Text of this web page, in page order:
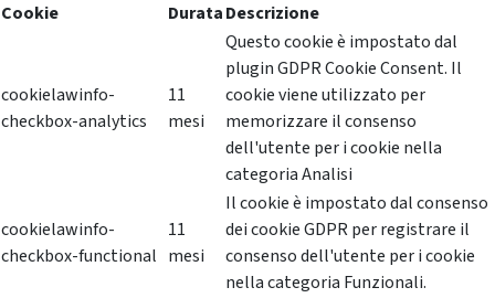
Cookie
DurataDescrizione
cookielawinfo-
checkbox-analytics
11
mesi
Questo cookie è impostato dal
plugin GDPR Cookie Consent. Il
cookie viene utilizzato per
memorizzare il consenso
dell'utente per i cookie nella
categoria Analisi
cookielawinfo-
checkbox-functional
11
mesi
Il cookie è impostato dal consenso
dei cookie GDPR per registrare il
consenso dell'utente per i cookie
nella categoria Funzionali.